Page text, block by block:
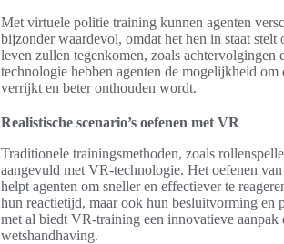
Met virtuele politie training kunnen agenten
bijzonder waardevol, omdat het hen in staat
leven zullen tegenkomen, zoals
technologie hebben agenten de mogelijkheid
verrijkt en beter onthouden wordt.
Realistische scenario’s oefenen met VR
Traditionele trainingsmethoden, zoals
aangevuld met VR-technologie. Het oefenen van
helpt agenten om sneller en effectiever te
hun reactietijd, maar ook hun besluitvorming en
met al biedt VR-training een innovatieve
wetshandhaving.